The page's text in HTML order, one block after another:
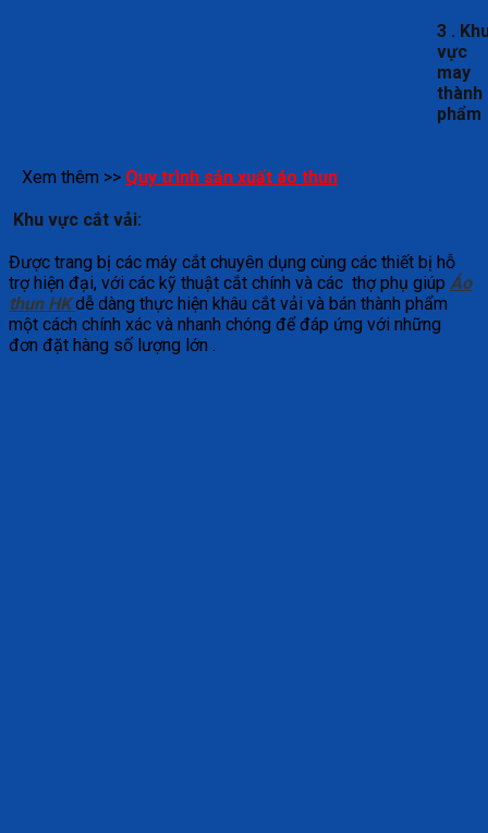
3 .
vực
may
thành
phẩm
Xem thêm >> Quy trình sản xuất áo thun
Khu vực cắt vải:
Được trang bị các máy cắt chuyên dụng cùng các thiết bị hỗ
trợ hiện đại, với các kỹ thuật cắt chính và các thợ phụ giúp Áo
thun HK dễ dàng thực hiện khâu cắt vải và bán thành phẩm
một cách chính xác và nhanh chóng để đáp ứng với những
đơn đặt hàng số lượng lớn .